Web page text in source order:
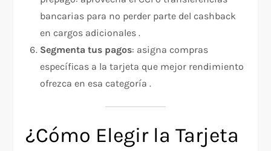
bancarias para no perder parte del cashback
en cargos adicionales .
Segmenta tus pagos: asigna compras
específicas a la tarjeta que mejor rendimiento
ofrezca en esa categoría .
¿Cómo Elegir la Tarjeta